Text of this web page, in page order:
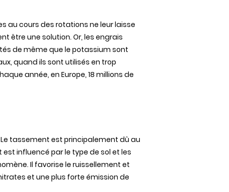
au cours des rotations ne leurlaisse
être une solution. Or, les engrais
de même que le potassium sont
, quand ils sont utilisés en trop
année, en Europe, 18 millions de
tassement est principalement dû au
estinfluencé par le type de sol et les
. Il favorise le ruissellement et
et une plus forte émission de